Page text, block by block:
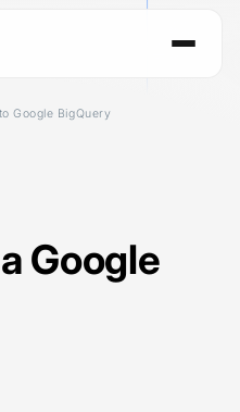
Google BigQuery
Google